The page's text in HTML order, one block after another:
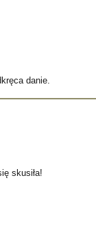
danie.
skusiła!